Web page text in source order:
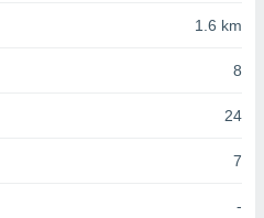
1.6 km
8
24
7
-